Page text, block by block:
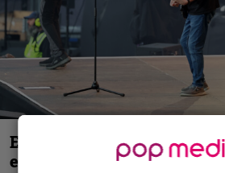
Eppu Normaalin
esitetään Ylellä